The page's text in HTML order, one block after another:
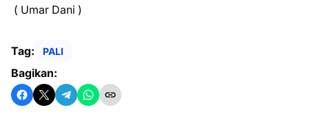
( Umar Dani )
Tag: PALI
Bagikan: